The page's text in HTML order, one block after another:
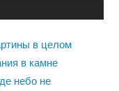
в целом
в камне
небо не